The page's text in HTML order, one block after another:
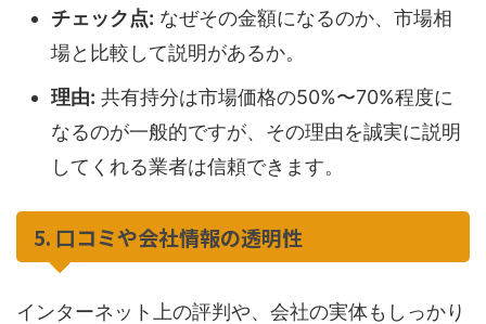
チェック点: なぜその金額になるのか、市場相
場と比較して説明があるか。
理由: 共有持分は市場価格の50%〜70%程度に
なるのが一般的ですが、その理由を誠実に説明
してくれる業者は信頼できます。
5. 口コミや会社情報の透明性
インターネット上の評判や、会社の実体もしっかり